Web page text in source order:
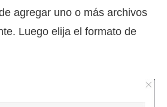
agregar uno o más archivos
Luego elija el formato de